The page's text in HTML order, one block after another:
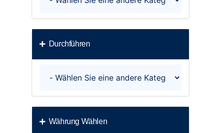
Durchführen
Währung Wählen